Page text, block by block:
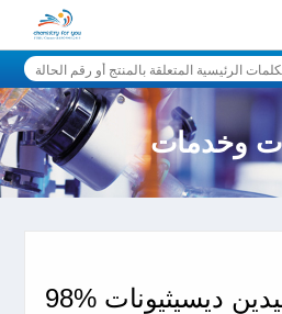
وخدمات
ديسيثيونات %98